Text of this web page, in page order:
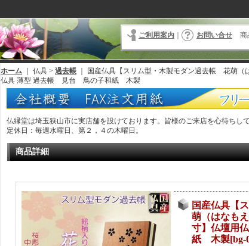
ご利用案内 お問い合せ 商
ホーム ｜ 仏具 > 過去帳
国産仏具【スリム型・木製モダン過去帳 花萌
仏具 薄型 過去帳 見台 鳥の子和紙 木製
仏縁堂は埼玉狭山市に実店舗を設けております。皆様のご来店を心待ちして
定休日：毎週水曜日、第２，４の木曜日。
商品詳細
国産仏具【
萌（はなも
寸】仏壇用
紙 木製[bg-